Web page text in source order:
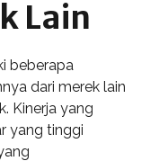
Lain
beberapa
dari merek lain
Kinerja yang
yang tinggi